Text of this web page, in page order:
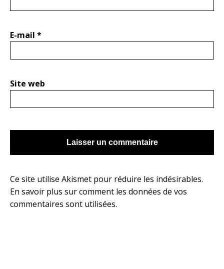
E-mail *
Site web
Ce site utilise Akismet pour réduire les indésirables.
En savoir plus sur comment les données de vos
commentaires sont utilisées.